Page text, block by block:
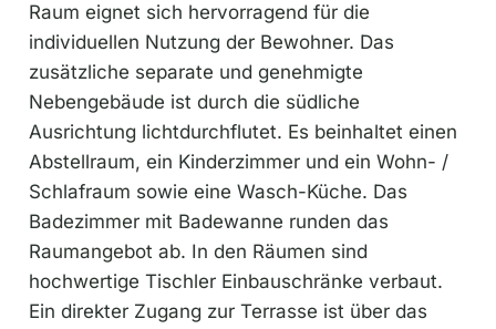
Raum eignet sich hervorragend für die
individuellen Nutzung der Bewohner. Das
zusätzliche separate und genehmigte
Nebengebäude ist durch die südliche
Ausrichtung lichtdurchflutet. Es beinhaltet einen
Abstellraum, ein Kinderzimmer und ein Wohn- /
Schlafraum sowie eine Wasch-Küche. Das
Badezimmer mit Badewanne runden das
Raumangebot ab. In den Räumen sind
hochwertige Tischler Einbauschränke verbaut.
Ein direkter Zugang zur Terrasse ist über das